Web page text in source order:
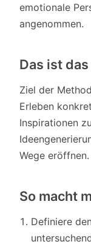
emotionale
angenommen.
Das ist
Ziel der
Erleben
Inspirationen
Wege eröffnen.
So macht
Definiere